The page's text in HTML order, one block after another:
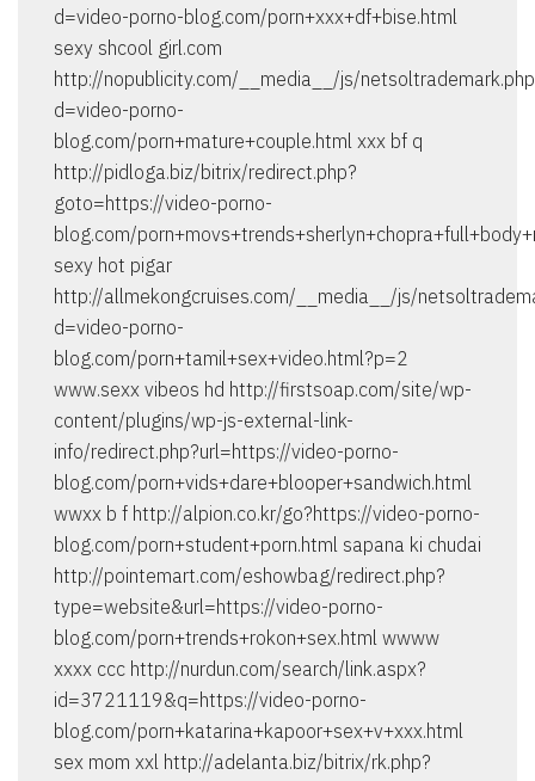
d=video-porno-blog.com/porn+xxx+df+bise.html
sexy shcool girl.com
http://nopublicity.com/__media__/js/
d=video-porno-
blog.com/porn+mature+couple.html xxx bf q
http://pidloga.biz/bitrix/redirect.php?
goto=https://video-porno-
blog.com/
sexy hot pigar
http://allmekongcruises.com/__media__/js/
d=video-porno-
blog.com/porn+tamil+sex+video.html?p=2
www.sexx vibeos hd http://firstsoap.com/site/wp-
content/plugins/wp-js-external-link-
info/redirect.php?url=https://video-porno-
blog.com/porn+vids+dare+blooper+sandwich.html
wwxx b f http://alpion.co.kr/go?https://video-porno-
blog.com/porn+student+porn.html sapana ki chudai
http://pointemart.com/eshowbag/redirect.php?
type=website&url=https://video-porno-
blog.com/porn+trends+rokon+sex.html wwww
xxxx ccc http://nurdun.com/search/link.aspx?
id=3721119&q=https://video-porno-
blog.com/porn+katarina+kapoor+sex+v+xxx.html
sex mom xxl http://adelanta.biz/bitrix/rk.php?